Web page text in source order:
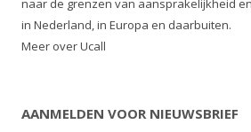
naar de grenzen van aansprakelijkheid
in Nederland, in Europa en daarbuiten.
Meer over Ucall
AANMELDEN VOOR NIEUWSBRIEF